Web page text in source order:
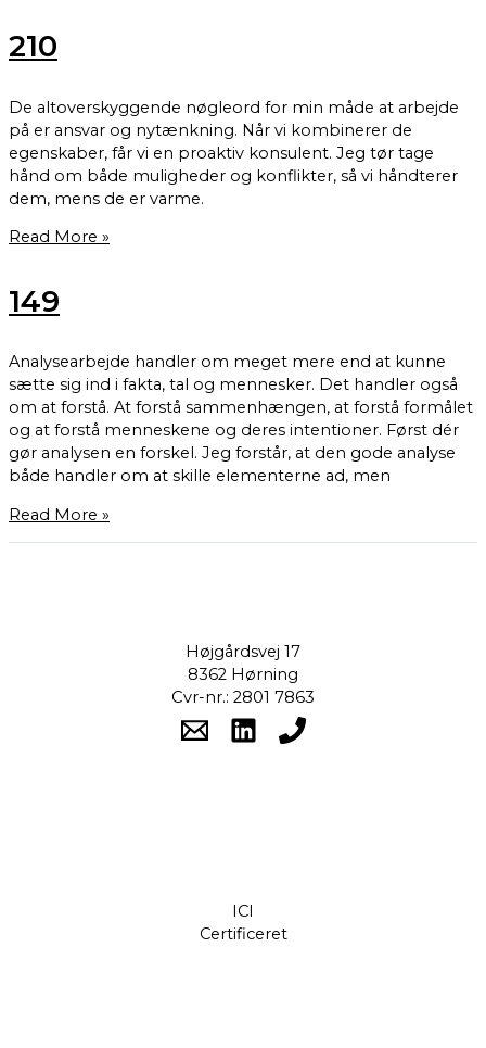
210
De altoverskyggende nøgleord for min måde at arbejde
på er ansvar og nytænkning. Når vi kombinerer de
egenskaber, får vi en proaktiv konsulent. Jeg tør tage
hånd om både muligheder og konflikter, så vi håndterer
dem, mens de er varme.
Read More »
149
Analysearbejde handler om meget mere end at kunne
sætte sig ind i fakta, tal og mennesker. Det handler også
om at forstå. At forstå sammenhængen, at forstå formålet
og at forstå menneskene og deres intentioner. Først dér
gør analysen en forskel. Jeg forstår, at den gode analyse
både handler om at skille elementerne ad, men
Read More »
Højgårdsvej 17
8362 Hørning
Cvr-nr.: 2801 7863
ICI
Certificeret